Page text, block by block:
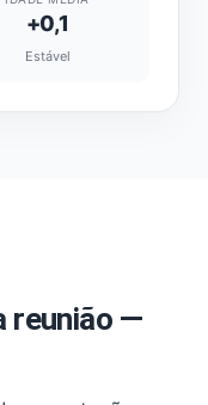
+0,1
Estável
reunião —